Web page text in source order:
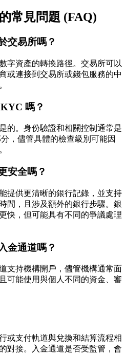
常見問題 (FAQ)
交易所嗎？
字資產的轉換路徑。交易所可以
或連接到交易所或錢包服務的中
嗎？
的。身份驗證和相關控制通常是
，儘管具體的檢查級別可能因
安全嗎？
提供更清晰的銀行記錄，並支持
間，且涉及額外的銀行步驟。銀
快，但可能具有不同的爭議處理
金通道嗎？
支持機構開戶，儘管機構通常面
可能使用與個人不同的資金、審
或支付軌道與兌換和結算流程相
對接。入金通道是否受監管，會